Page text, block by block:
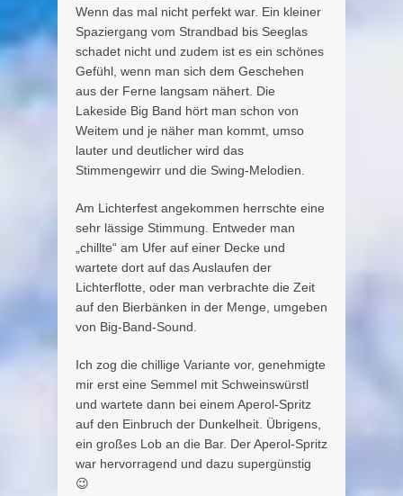
Wenn das mal nicht perfekt war. Ein kleiner
Spaziergang vom Strandbad bis Seeglas
schadet nicht und zudem ist es ein schönes
Gefühl, wenn man sich dem Geschehen
aus der Ferne langsam nähert. Die
Lakeside Big Band hört man schon von
Weitem und je näher man kommt, umso
lauter und deutlicher wird das
Stimmengewirr und die Swing-Melodien.
Am Lichterfest angekommen herrschte eine
sehr lässige Stimmung. Entweder man
„chillte“ am Ufer auf einer Decke und
wartete dort auf das Auslaufen der
Lichterflotte, oder man verbrachte die Zeit
auf den Bierbänken in der Menge, umgeben
von Big-Band-Sound.
Ich zog die chillige Variante vor, genehmigte
mir erst eine Semmel mit Schweinswürstl
und wartete dann bei einem Aperol-Spritz
auf den Einbruch der Dunkelheit. Übrigens,
ein großes Lob an die Bar. Der Aperol-Spritz
war hervorragend und dazu supergünstig
😉